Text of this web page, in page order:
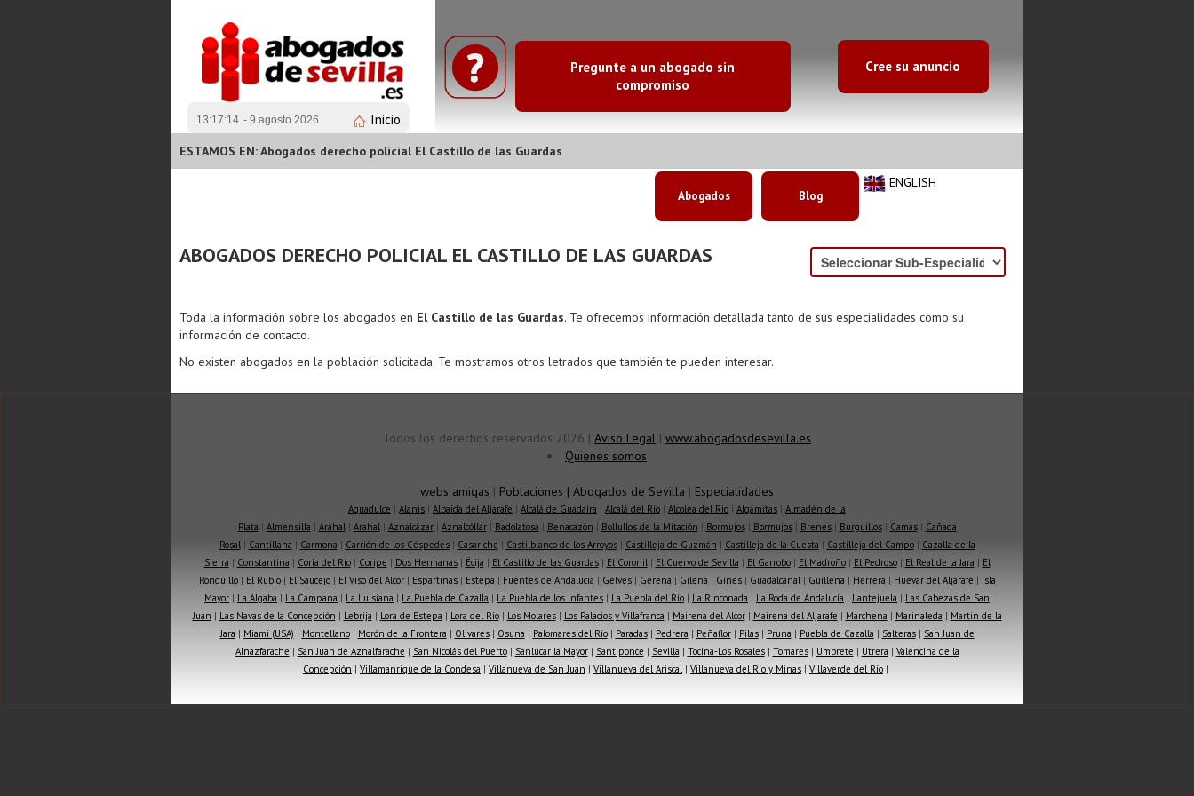
13:17:14 - 9 agosto 2026 Inicio
Pregunte a un abogado sin
compromiso
Cree su anuncio
ESTAMOS EN: Abogados derecho policial El Castillo de las Guardas
ENGLISH
Abogados Blog
ABOGADOS DERECHO POLICIAL EL CASTILLO DE LAS GUARDAS
Toda la información sobre los abogados en El Castillo de las Guardas. Te ofrecemos información detallada tanto de sus especialidades como su
información de contacto.
No existen abogados en la población solicitada. Te mostramos otros letrados que también te pueden interesar.
Todos los derechos reservados 2026 | Aviso Legal | www.abogadosdesevilla.es
Quienes somos
webs amigas | Poblaciones | Abogados de Sevilla | Especialidades
Aguadulce | Alanis | Albaida del Aljarafe | Alcalá de Guadaíra | Alcalá del Río | Alcolea del Río | Algámitas | Almadén de la
Plata | Almensilla | Arahal| Arahal| Aznalcázar| Aznalcóllar| Badolatosa | Benacazón | Bollullos de la Mitación | Bormujos| Bormujos| Brenes| Burguillos| Camas| Cañada
Rosal| Cantillana | Carmona | Carrión de los Céspedes| Casariche | Castilblanco de los Arroyos| Castilleja de Guzmán | Castilleja de la Cuesta | Castilleja del Campo| Cazalla de la
Sierra | Constantina | Coria del Río| Coripe | Dos Hermanas| Écija | El Castillo de las Guardas| El Coronil| El Cuervo de Sevilla | El Garrobo| El Madroño| El Pedroso| El Real de la Jara | El
Ronquillo| El Rubio| El Saucejo| El Viso del Alcor| Espartinas| Estepa | Fuentes de Andalucía | Gelves| Gerena | Gilena | Gines| Guadalcanal| Guillena | Herrera | Huévar del Aljarafe | Isla
Mayor | La Algaba | La Campana | La Luisiana | La Puebla de Cazalla | La Puebla de los Infantes | La Puebla del Río | La Rinconada | La Roda de Andalucía | Lantejuela | Las Cabezas de San
Juan | Las Navas de la Concepción | Lebrija | Lora de Estepa | Lora del Río| Los Molares| Los Palacios y Villafranca | Mairena del Alcor| Mairena del Aljarafe | Marchena | Marinaleda | Martin de la
Jara | Miami (USA) | Montellano| Morón de la Frontera | Olivares| Osuna | Palomares del Río| Paradas| Pedrera | Peñaflor| Pilas| Pruna | Puebla de Cazalla | Salteras| San Juan de
Alnazfarache | San Juan de Aznalfarache | San Nicolás del Puerto| Sanlúcar la Mayor| Santiponce | Sevilla | Tocina-Los Rosales| Tomares| Umbrete | Utrera | Valencina de la
Concepción | Villamanrique de la Condesa | Villanueva de San Juan | Villanueva del Ariscal| Villanueva del Río y Minas | Villaverde del Río |